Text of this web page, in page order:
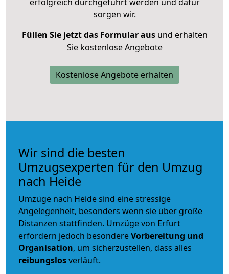
sorgen wir.
Füllen Sie jetzt das Formular ausund erhalten
Sie kostenlose Angebote
Kostenlose Angebote erhalten
Wir sind die besten
Umzugsexperten für den Umzug
nach Heide
Umzüge nach Heide sind eine stressige
Angelegenheit, besonders wenn sie über große
Distanzen stattfinden. Umzüge von Erfurt
erfordern jedoch besondereVorbereitung und
Organisation, um sicherzustellen, dass alles
reibungslosverläuft.